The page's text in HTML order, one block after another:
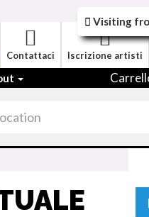
Contattaci Iscrizione artisti
Visiting